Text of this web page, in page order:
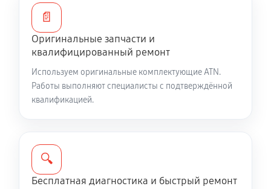
Ремонт встроенного дальнометра и других
устройств
640 руб 60 минут
Замена CORE оптического прицела ATN X-Sight II
HD 3-14X
Замена микросхемы логики
📄
Оригинальные запчасти и
квалифицированный ремонт
Используем оригинальные комплектующие ATN.
Работы выполняют специалисты с подтверждённой
квалификацией.
🔍
Бесплатная диагностика и быстрый ремонт